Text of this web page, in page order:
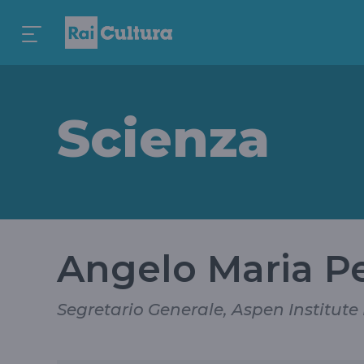
Scienza
Angelo Maria
Segretario Generale, Aspen